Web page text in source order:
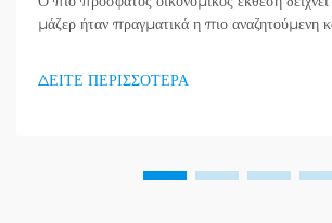
μάζερ ήταν πραγματικά η πιο αναζητούμενη
διανομείς το έχουν ήδη κατανοήσει...
ΔΕΙΤΕ ΠΕΡΙΣΣΟΤΕΡΑ